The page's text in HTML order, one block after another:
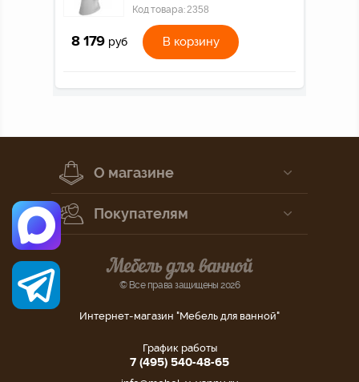
Код товара:2358
8 179 руб В корзину
О магазине
Покупателям
© Все права защищены 2026
Интернет-магазин "Мебель для ванной"
График работы
7 (495) 540-48-65